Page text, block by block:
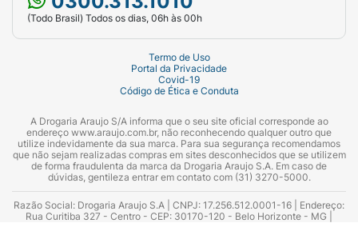
(Todo Brasil) Todos os dias, 06h às 00h
Termo de Uso
Portal da Privacidade
Covid-19
Código de Ética e Conduta
A Drogaria Araujo S/A informa que o seu site oficial corresponde ao
endereço www.araujo.com.br, não reconhecendo qualquer outro que
utilize indevidamente da sua marca. Para sua segurança recomendamos
que não sejam realizadas compras em sites desconhecidos que se utilizem
de forma fraudulenta da marca da Drogaria Araujo S.A. Em caso de
dúvidas, gentileza entrar em contato com (31) 3270-5000.
Razão Social: Drogaria Araujo S.A | CNPJ: 17.256.512.0001-16 | Endereço:
Rua Curitiba 327 - Centro - CEP: 30170-120 - Belo Horizonte - MG |